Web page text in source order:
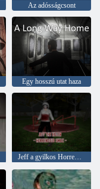
Az adósságcsont
Egy hosszú utat haza
Jeff a gyilkos Horrendous Smile